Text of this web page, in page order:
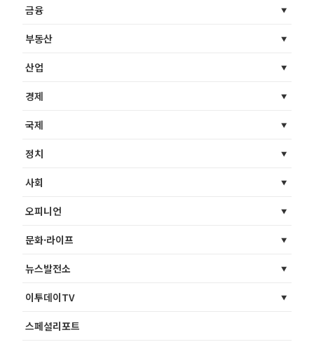
금융
부동산
산업
경제
국제
정치
사회
오피니언
문화·라이프
뉴스발전소
이투데이TV
스페셜리포트